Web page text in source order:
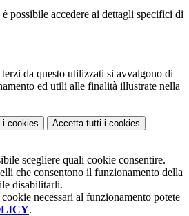
possibile accedere ai dettagli specifici di
da questo utilizzati si avvalgono di
ed utili alle finalità illustrate nella
i cookies Accetta tutti i cookies
scegliere quali cookie consentire.
che consentono il funzionamento della
disabilitarli.
necessari al funzionamento potete
.